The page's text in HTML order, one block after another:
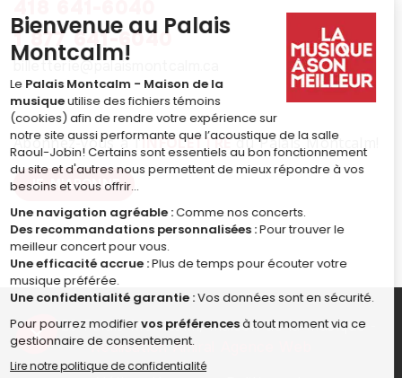
Abonnez-vous à l'INFOLETTREdu Palais Montcalm!
JE M'ABONNE
1 877 641-6040
billetterie@palaismontcalm.ca
© 2026 Palais Montcalm, maison de la musique -
Réalisation Amiral Agence Web